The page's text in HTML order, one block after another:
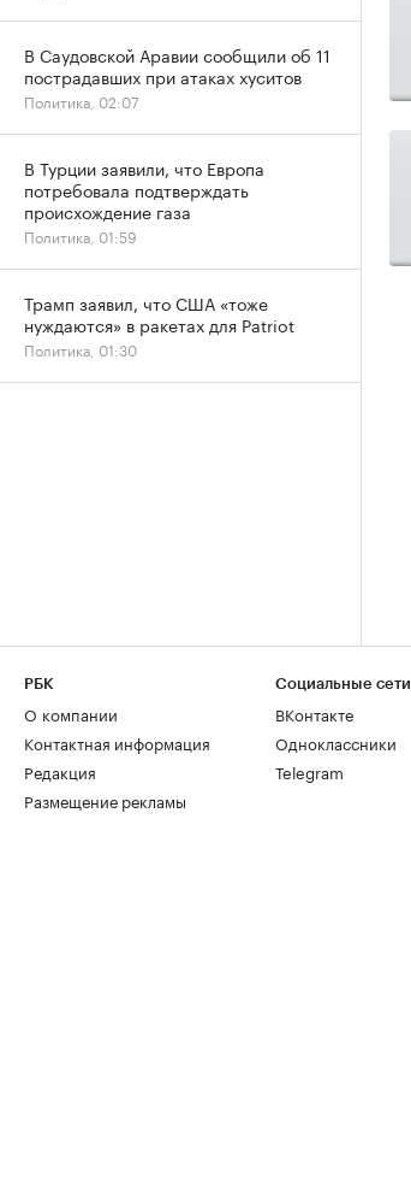
В Саудовской Аравии сообщили об 11
пострадавших при атаках хуситов
Политика, 02:07
В Турции заявили, что Европа
потребовала подтверждать
происхождение газа
Политика, 01:59
Трамп заявил, что США «тоже
нуждаются» в ракетах для Patriot
Политика, 01:30
РБК
О компании
Контактная информация
Редакция
Размещение рекламы
Социальные сети
ВКонтакте
Одноклассники
Telegram